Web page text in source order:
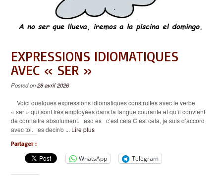
EXPRESSIONS IDIOMATIQUES
AVEC « SER »
Posted on28 avril 2026
Voici quelques expressions idiomatiques construites avec le verbe
« ser » qui sont très employées dans la langue courante et qu’il convient
de connaitre absolument. eso es c’est cela C’est cela, je suis d’accord
avec toi. es decir/o ... Lire plus
Partager :
WhatsApp Telegram